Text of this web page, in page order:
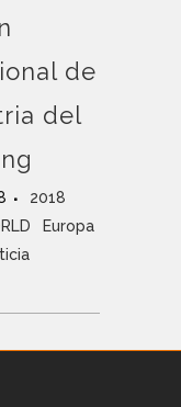
de
del
2018
Europa